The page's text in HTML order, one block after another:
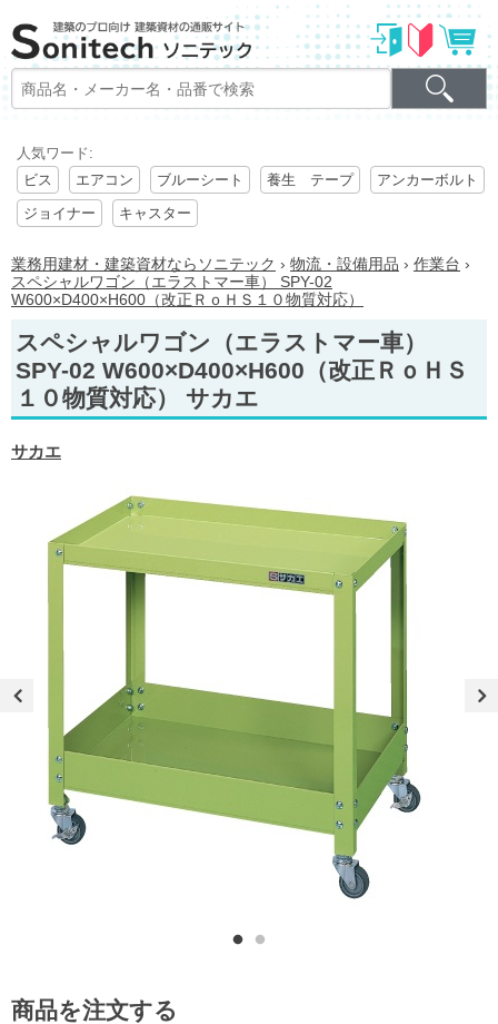
人気ワード:
ビス
エアコン ブルーシート 養生 テープ
アンカーボルト
ジョイナー
キャスター
業務用建材・建築資材ならソニテック › 物流・設備用品 › 作業台 ›
スペシャルワゴン（エラストマー車） SPY-02
W600×D400×H600（改正ＲｏＨＳ１０物質対応）
スペシャルワゴン（エラストマー車）
SPY-02 W600×D400×H600（改正ＲｏＨＳ
１０物質対応） サカエ
サカエ
商品を注文する